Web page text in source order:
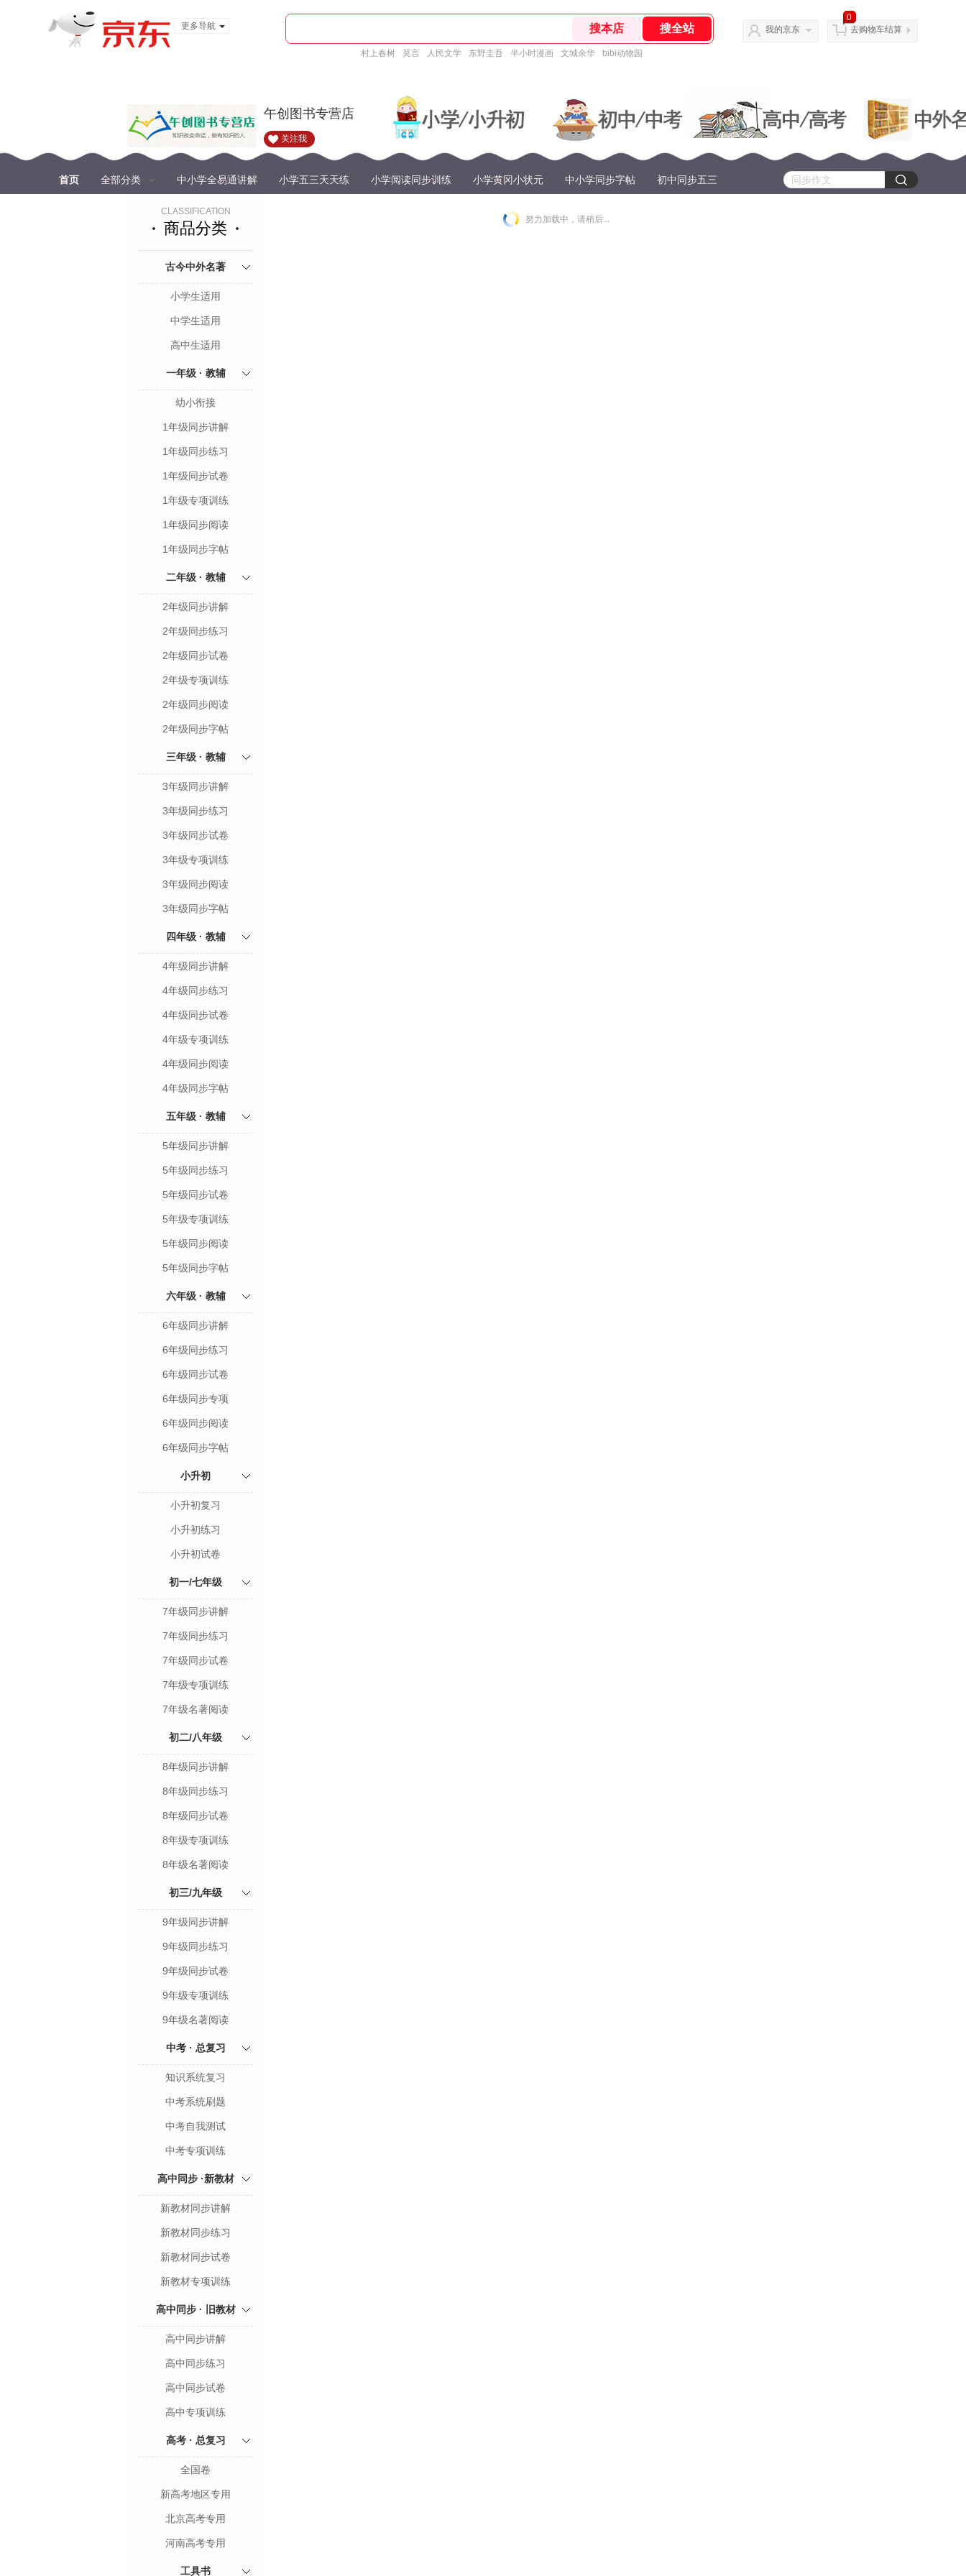
更多导航
村上春树 莫言 人民文学 东野圭吾 半小时漫画 文城余华 bibi动物园
我的京东
0
去购物车结算
午创图书专营店
关注我
首页 全部分类 中小学全易通讲解 小学五三天天练 小学阅读同步训练 小学黄冈小状元 中小学同步字帖 初中同步五三
CLASSIFICATION
商品分类
古今中外名著
小学生适用
中学生适用
高中生适用
一年级 · 教辅
幼小衔接
1年级同步讲解
1年级同步练习
1年级同步试卷
1年级专项训练
1年级同步阅读
1年级同步字帖
二年级 · 教辅
2年级同步讲解
2年级同步练习
2年级同步试卷
2年级专项训练
2年级同步阅读
2年级同步字帖
三年级 · 教辅
3年级同步讲解
3年级同步练习
3年级同步试卷
3年级专项训练
3年级同步阅读
3年级同步字帖
四年级 · 教辅
4年级同步讲解
4年级同步练习
4年级同步试卷
4年级专项训练
4年级同步阅读
4年级同步字帖
五年级 · 教辅
5年级同步讲解
5年级同步练习
5年级同步试卷
5年级专项训练
5年级同步阅读
5年级同步字帖
六年级 · 教辅
6年级同步讲解
6年级同步练习
6年级同步试卷
6年级同步专项
6年级同步阅读
6年级同步字帖
小升初
小升初复习
小升初练习
小升初试卷
初一/七年级
7年级同步讲解
7年级同步练习
7年级同步试卷
7年级专项训练
7年级名著阅读
初二/八年级
8年级同步讲解
8年级同步练习
8年级同步试卷
8年级专项训练
8年级名著阅读
初三/九年级
9年级同步讲解
9年级同步练习
9年级同步试卷
9年级专项训练
9年级名著阅读
中考 · 总复习
知识系统复习
中考系统刷题
中考自我测试
中考专项训练
高中同步 ·新教材
新教材同步讲解
新教材同步练习
新教材同步试卷
新教材专项训练
高中同步 · 旧教材
高中同步讲解
高中同步练习
高中同步试卷
高中专项训练
高考 · 总复习
全国卷
新高考地区专用
北京高考专用
河南高考专用
工具书
努力加载中，请稍后...